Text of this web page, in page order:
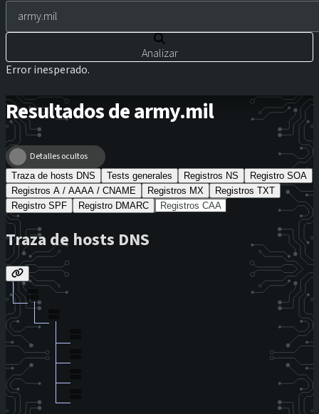
Analizar
Error inesperado.
Resultados de army.mil
Detalles ocultos
Traza de hosts DNS Tests generales Registros NS
Registro SOA
Registros A / AAAA / CNAME
Registros MX
Registros TXT
Registro SPF
Registro DMARC Registros CAA
Traza de hosts DNS